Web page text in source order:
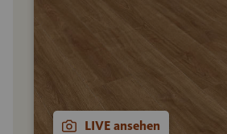
LIVE ansehen